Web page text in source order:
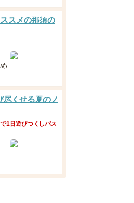
スメの那須の
尽くせる夏のノ
1日遊びつくしパス